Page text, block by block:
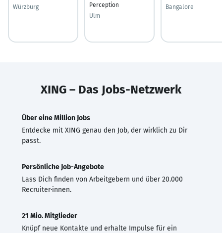
Würzburg
Perception
Ulm
Bangalore
XING – Das Jobs-Netzwerk
Über eine Million Jobs
Entdecke mit XING genau den Job, der wirklich zu Dir
passt.
Persönliche Job-Angebote
Lass Dich finden von Arbeitgebern und über 20.000
Recruiter·innen.
21 Mio. Mitglieder
Knüpf neue Kontakte und erhalte Impulse für ein